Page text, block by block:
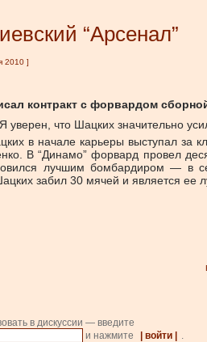
“Арсенал”
2010 ]
контракт с форвардом
что Шацких значительно
в начале карьеры выступал за
В “Динамо” форвард провел
лучшим бомбардиром — в
забил 30 мячей и является ее
в дискуссии — введите
и нажмите | войти |
.